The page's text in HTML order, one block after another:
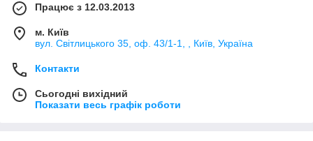
Працює з 12.03.2013
м. Київ
вул. Світлицького 35, оф. 43/1-1, , Київ, Україна
Контакти
Сьогодні вихідний
Показати весь графік роботи